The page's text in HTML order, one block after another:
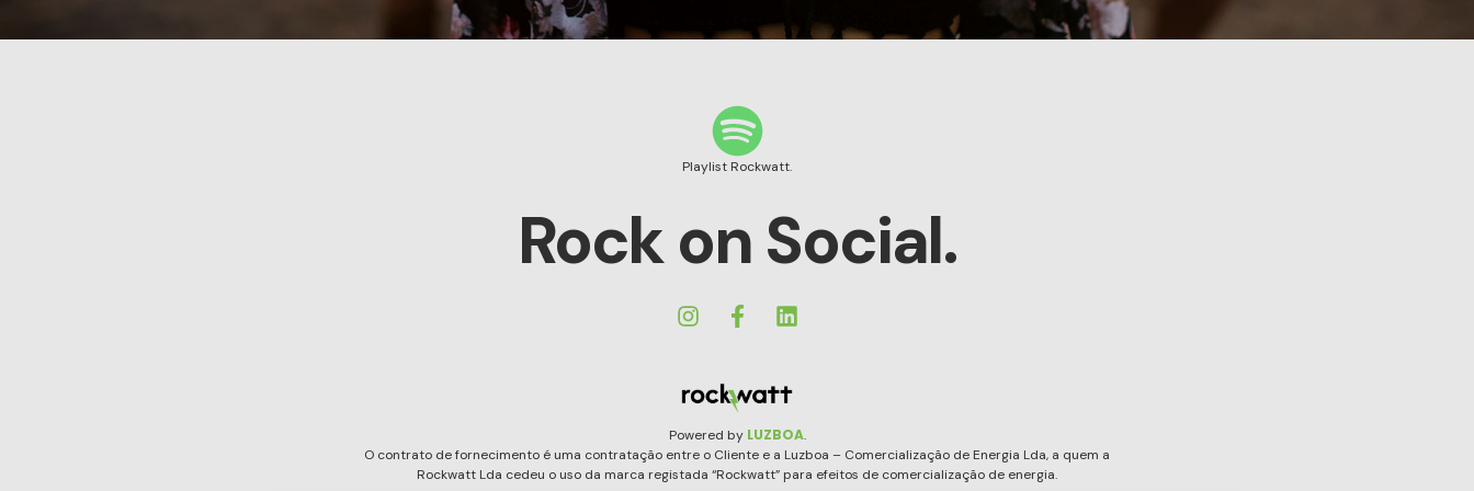
Playlist Rockwatt.
Rock on Social.
Powered by LUZBOA.
O contrato de fornecimento é uma contratação entre o Cliente e a Luzboa – Comercialização de Energia Lda, a quem a
Rockwatt Lda cedeu o uso da marca registada “Rockwatt” para efeitos de comercialização de energia.